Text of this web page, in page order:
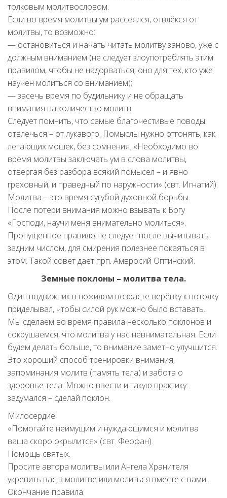
толковым молитвословом.
Если во время молитвы ум рассеялся, отвлёкся от
молитвы, то возможно:
— остановиться и начать читать молитву заново, уже с
должным вниманием (не следует злоупотреблять этим
правилом, чтобы не надорваться; оно для тех, кто уже
научен молиться со вниманием);
— засечь время по будильнику и не обращать
внимания на количество молитв.
Следует помнить, что самые благочестивые поводы
отвлечься – от лукавого. Помыслы нужно отгонять, как
летающих мошек, без сомнения. «Необходимо во
время молитвы заключать ум в слова молитвы,
отвергая без разбора всякий помысел – и явно
греховный, и праведный по наружности» (свт. Игнатий).
Молитва – это время сугубой духовной борьбы.
После потери внимания можно взывать к Богу
«Господи, научи меня внимательно молиться».
Пропущенное правило не следует после вычитывать
задним числом, для смирения полезнее покаяться в
этом. Такой совет дает прп. Амвросий Оптинский.
Земные поклоны – молитва тела.
Один подвижник в пожилом возрасте верёвку к потолку
приделывал, чтобы силой рук можно было вставать.
Мы сделаем во время правила несколько поклонов и
сокрушаемся, что молитва у нас невнимательная. Если
будем делать больше, то внимание заметно улучшится.
Это хороший способ тренировки внимания,
запоминания молитв (память тела) и забота о
здоровье тела. Можно ввести и такую практику:
задумался – сделай поклон.
Милосердие.
«Помогайте неимущим и нуждающимся и молитва
ваша скоро окрылится» (свт. Феофан).
Помощь святых.
Просите автора молитвы или Ангела Хранителя
укрепить вас в молитве или молиться вместе с вами.
Окончание правила.